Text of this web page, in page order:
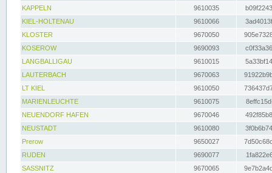
KAPPELN
9610035
KIEL-HOLTENAU
9610066
KLOSTER
9670050
KOSEROW
9690093
LANGBALLIGAU
9610015
LAUTERBACH
9670063
LT KIEL
9610050
MARIENLEUCHTE
9610075
NEUENDORF HAFEN
9670046
NEUSTADT
9610080
Prerow
9650027
RUDEN
9690077
SASSNITZ
9670065